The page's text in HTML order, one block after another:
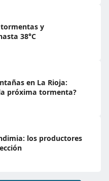
y
38°C
en La Rioja:
próxima tormenta?
los productores